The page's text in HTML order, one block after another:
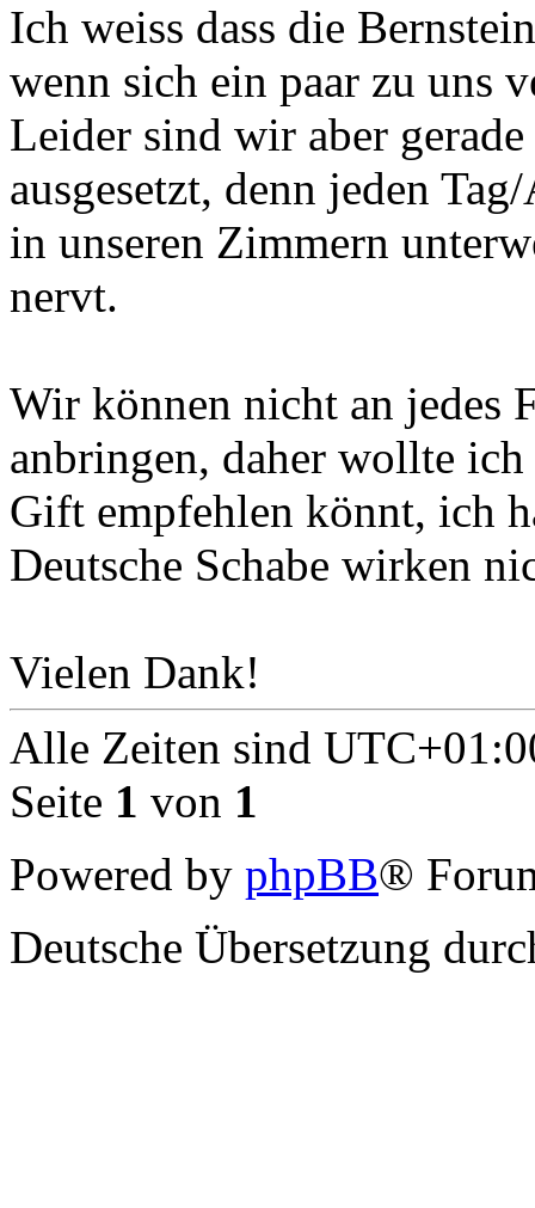
Ich weiss dass die
wenn sich ein paar zu uns
Leider sind wir aber
ausgesetzt, denn jeden
in unseren Zimmern
nervt.
Wir können nicht an jedes
anbringen, daher wollte
Gift empfehlen könnt, ich
Deutsche Schabe wirken
Vielen Dank!
Alle Zeiten sind
Seite 1 von 1
Powered by phpBB®
Deutsche Übersetzung